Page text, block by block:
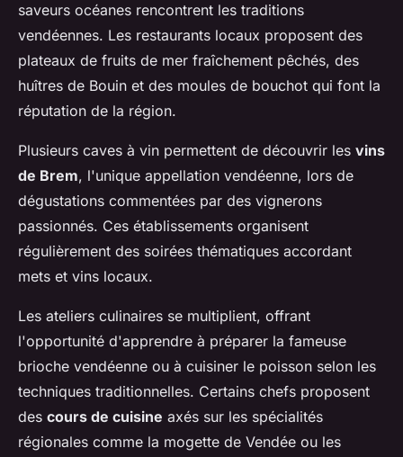
saveurs océanes rencontrent les traditions
vendéennes. Les restaurants locaux proposent des
plateaux de fruits de mer fraîchement pêchés, des
huîtres de Bouin et des moules de bouchot qui font la
réputation de la région.
Plusieurs caves à vin permettent de découvrir les vins
de Brem, l'unique appellation vendéenne, lors de
dégustations commentées par des vignerons
passionnés. Ces établissements organisent
régulièrement des soirées thématiques accordant
mets et vins locaux.
Les ateliers culinaires se multiplient, offrant
l'opportunité d'apprendre à préparer la fameuse
brioche vendéenne ou à cuisiner le poisson selon les
techniques traditionnelles. Certains chefs proposent
des cours de cuisine axés sur les spécialités
régionales comme la mogette de Vendée ou les